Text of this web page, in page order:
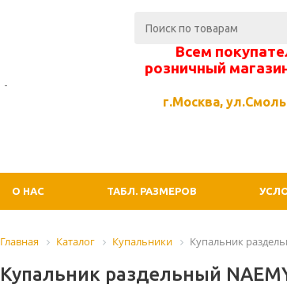
-
Всем
розничный
г.Москва,
О НАС ТАБЛ. РАЗМЕРОВ
Главная Каталог Купальники Купальник
Купальник раздельный